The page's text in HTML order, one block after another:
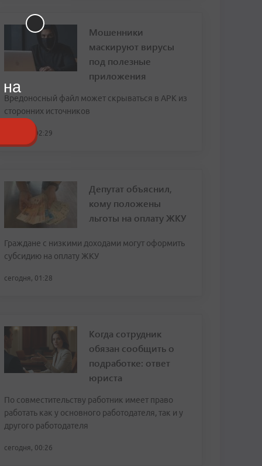
Мошенники
маскируют вирусы
под полезные
приложения
Вредоносный файл может скрываться в APK из
сторонних источников
сегодня, 02:29
Депутат объяснил,
кому положены
льготы на оплату ЖКУ
Граждане с низкими доходами могут оформить
субсидию на оплату ЖКУ
сегодня, 01:28
Когда сотрудник
обязан сообщить о
подработке: ответ
юриста
По совместительству работник имеет право
работать как у основного работодателя, так и у
другого работодателя
сегодня, 00:26